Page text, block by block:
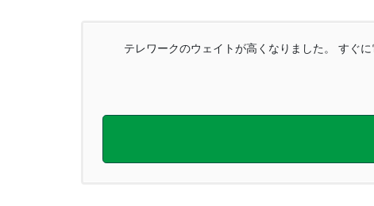
テレワークのウェイトが高くなりました。 すぐ